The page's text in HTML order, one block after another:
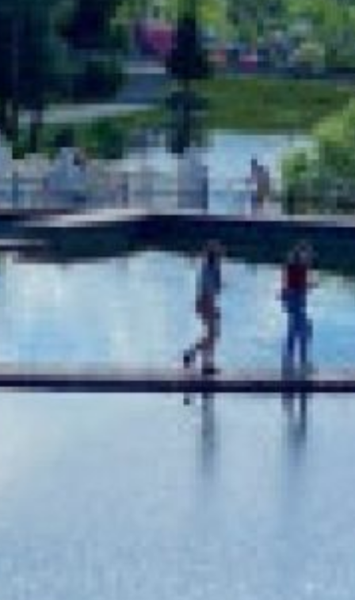
людей. Реакция
варьируется: некоторые
люди начинают испытывать
дискомфорт за 2 — 3 дня
до начала бурь, другие —
во время их проявления,
а третьи — спустя день-
два после окончания.
Уровень магнитных бурь
измеряется по шкале от 1
до 8 баллов, где 1
обозначает отсутствие
негативных воздействий,
а 8 — экстремальный
магнитный шторм.
30 мая в Хабаровском крае
в течение дня уровень
людей.
Согласно данным ГУ МЧС
России по Хабаровскому